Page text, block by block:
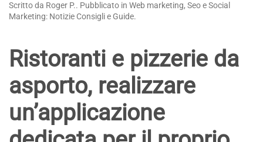
Scritto da Roger P.. Pubblicato in Web marketing, Seo e Social
Marketing: Notizie Consigli e Guide.
Ristoranti e pizzerie da
asporto, realizzare
un’applicazione